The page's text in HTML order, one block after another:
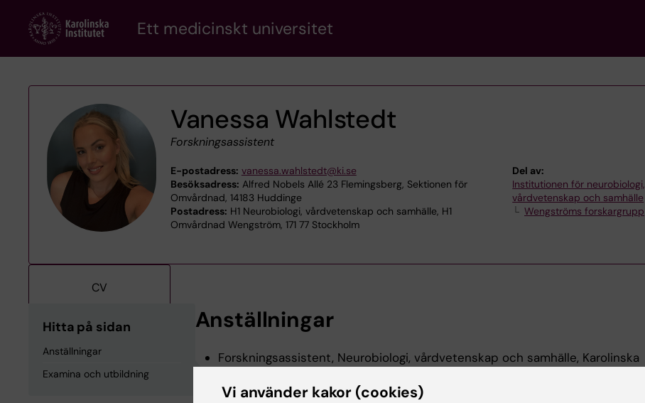
content
Ett medicinskt universitet
Vanessa Wahlstedt
Forskningsassistent
E-postadress: vanessa.wahlstedt@ki.se
Besöksadress: Alfred Nobels Allé 23 Flemingsberg, Sektionen för
Omvårdnad, 14183 Huddinge
Postadress: H1 Neurobiologi, vårdvetenskap och samhälle, H1
Omvårdnad Wengström, 171 77 Stockholm
Del av:
Institutionen för neurobiologi,
vårdvetenskap och samhälle
Wengströms forskargrupp
CV
Hitta på sidan
Anställningar
Examina och utbildning
Anställningar
Forskningsassistent, Neurobiologi, vårdvetenskap och samhälle, Karolinska
Vi använder kakor (cookies)